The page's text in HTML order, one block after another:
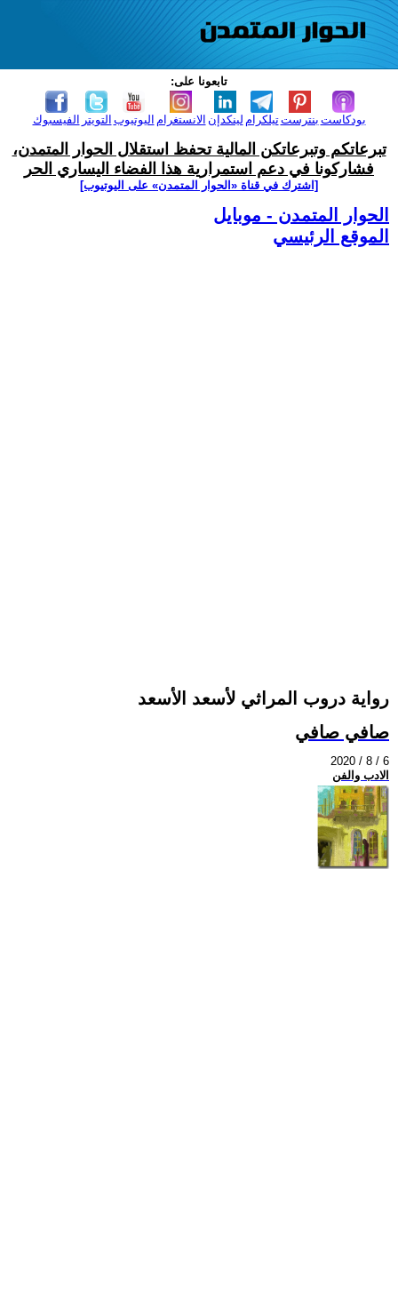
تابعونا على:
الفيسبوك التويتر اليوتيوب الانستغرام لينكدإن تيلكرامبنترست بودكاست
تبرعاتكم وتبرعاتكن المالية تحفظ استقلال الحوار المتمدن،
فشاركونا في دعم استمرارية هذا الفضاء اليساري الحر
[اشترك في قناة ‫«الحوار المتمدن» على اليوتيوب]
الحوار المتمدن - موبايل
الموقع الرئيسي
رواية دروب المراثي لأسعد الأسعد
صافي صافي
2020 / 8 / 6
الادب والفن